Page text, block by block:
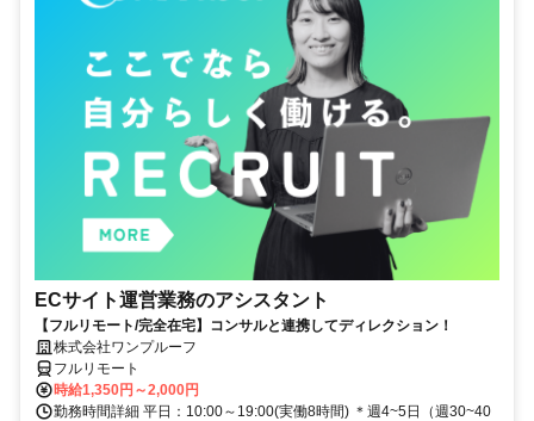
ECサイト運営業務のアシスタント
【フルリモート/完全在宅】コンサルと連携してディレクション！
株式会社ワンプルーフ
フルリモート
時給1,350円～2,000円
勤務時間詳細 平日：10:00～19:00(実働8時間) ＊週4~5日（週30~40